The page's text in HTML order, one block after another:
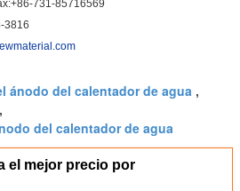
731-85716569
3816
ánodo del calentador de agua ,
,
del calentador de agua
el mejor precio por